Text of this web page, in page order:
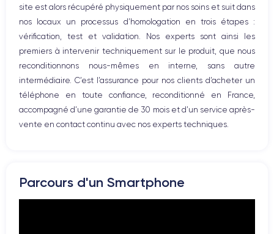
Prise USB
site est alors récupéré physiquement par nos soins et suit dans
nos locaux un processus d’homologation en trois étapes :
vérification, test et validation. Nos experts sont ainsi les
premiers à intervenir techniquement sur le produit, que nous
reconditionnons nous-mêmes en interne, sans autre
intermédiaire. C’est l’assurance pour nos clients d’acheter un
téléphone en toute confiance, reconditionné en France,
accompagné d’une garantie de 30 mois et d’un service après-
vente en contact continu avec nos experts techniques.
Parcours d'un Smartphone